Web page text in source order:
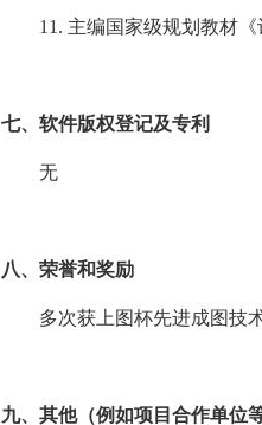
11. 主编国家级规划教材《
七、软件版权登记及专利
无
八、荣誉和奖励
多次获上图杯先进成图技术
九、其他（例如项目合作单位等